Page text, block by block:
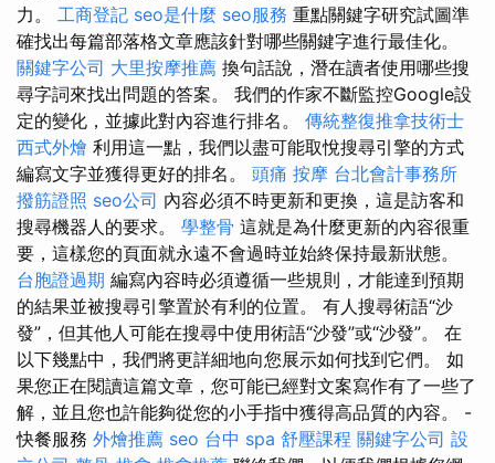
力。 工商登記 seo是什麼 seo服務 重點關鍵字研究試圖準
確找出每篇部落格文章應該針對哪些關鍵字進行最佳化。
關鍵字公司 大里按摩推薦 換句話說，潛在讀者使用哪些搜
尋字詞來找出問題的答案。 我們的作家不斷監控Google設
定的變化，並據此對內容進行排名。 傳統整復推拿技術士
西式外燴 利用這一點，我們以盡可能取悅搜尋引擎的方式
編寫文字並獲得更好的排名。 頭痛 按摩 台北會計事務所
撥筋證照 seo公司 內容必須不時更新和更換，這是訪客和
搜尋機器人的要求。 學整骨 這就是為什麼更新的內容很重
要，這樣您的頁面就永遠不會過時並始終保持最新狀態。
台胞證過期 編寫內容時必須遵循一些規則，才能達到預期
的結果並被搜尋引擎置於有利的位置。 有人搜尋術語“沙
發”，但其他人可能在搜尋中使用術語“沙發”或“沙發”。 在
以下幾點中，我們將更詳細地向您展示如何找到它們。 如
果您正在閱讀這篇文章，您可能已經對文案寫作有了一些了
解，並且您也許能夠從您的小手指中獲得高品質的內容。 -
快餐服務 外燴推薦 seo 台中 spa 舒壓課程 關鍵字公司 設